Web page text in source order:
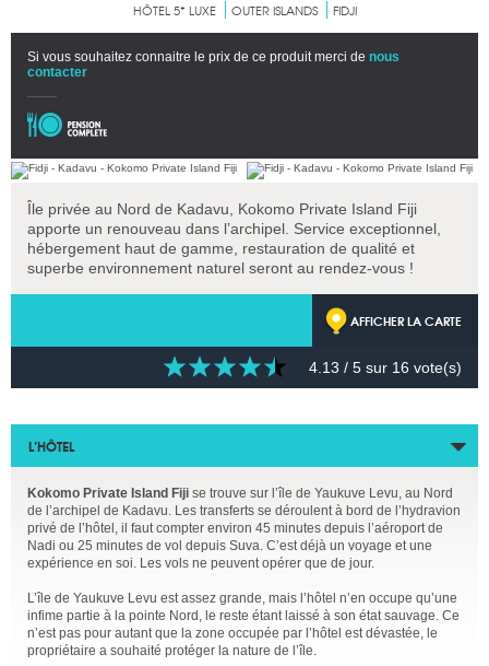
HÔTEL 5* LUXE OUTER ISLANDS FIDJI
Si vous souhaitez connaitre le prix de ce produit merci de nous
contacter
Île privée au Nord de Kadavu, Kokomo Private Island Fiji
apporte un renouveau dans l’archipel. Service exceptionnel,
hébergement haut de gamme, restauration de qualité et
superbe environnement naturel seront au rendez-vous !
AFFICHER LA CARTE
4.13 / 5 sur 16 vote(s)
L’HÔTEL
Kokomo Private Island Fiji se trouve sur l’île de Yaukuve Levu, au Nord
de l’archipel de Kadavu. Les transferts se déroulent à bord de l’hydravion
privé de l’hôtel, il faut compter environ 45 minutes depuis l’aéroport de
Nadi ou 25 minutes de vol depuis Suva. C’est déjà un voyage et une
expérience en soi. Les vols ne peuvent opérer que de jour.
L’île de Yaukuve Levu est assez grande, mais l’hôtel n’en occupe qu’une
infime partie à la pointe Nord, le reste étant laissé à son état sauvage. Ce
n’est pas pour autant que la zone occupée par l’hôtel est dévastée, le
propriétaire a souhaité protéger la nature de l’île.